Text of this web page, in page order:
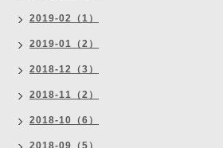
2019-02（1）
2019-01（2）
2018-12（3）
2018-11（2）
2018-10（6）
2018-09（5）